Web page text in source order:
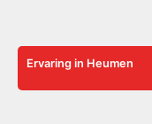
Ervaring in Heumen